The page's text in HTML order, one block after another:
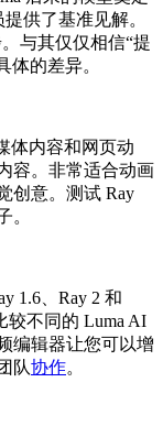
供了基准见解。
与其仅仅相信“提
体的差异。
体内容和网页动
容。非常适合动画
创意。测试 Ray
。
1.6、Ray 2 和
较不同的 Luma AI
编辑器让您可以增
队协作。